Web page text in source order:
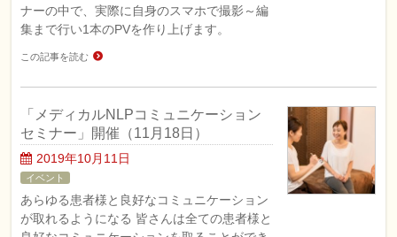
ナーの中で、実際に自身のスマホで撮影～編
集まで行い1本のPVを作り上げます。
この記事を読む
「メディカルNLPコミュニケーション
セミナー」開催（11月18日）
2019年10月11日
イベント
あらゆる患者様と良好なコミュニケーション
が取れるようになる 皆さんは全ての患者様と